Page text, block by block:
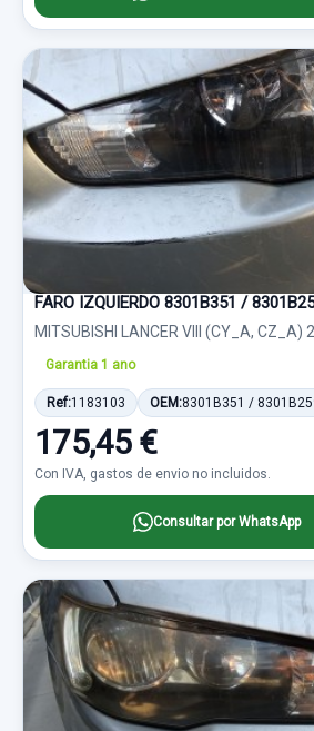
FARO IZQUIERDO 8301B351 /
MITSUBISHI LANCER VIII (CY_A, CZ_A)
Garantia 1 ano
Ref:1183103 OEM:8301B351 /
175,45 €
Con IVA, gastos de envio no incluidos.
Consultar por WhatsApp